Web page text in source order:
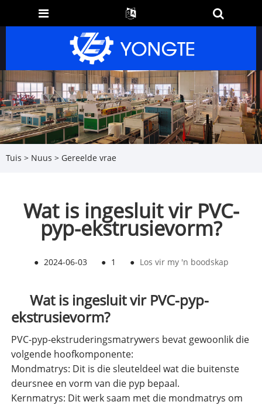
Tuis > Nuus > Gereelde vrae
Wat is ingesluit vir PVC-
pyp-ekstrusievorm?
● 2024-06-03 ● 1 ● Los vir my 'n boodskap
Wat is ingesluit vir PVC-pyp-
ekstrusievorm?
PVC-pyp-ekstruderingsmatrywers bevat gewoonlik die
volgende hoofkomponente:
Mondmatrys: Dit is die sleuteldeel wat die buitenste
deursnee en vorm van die pyp bepaal.
Kernmatrys: Dit werk saam met die mondmatrys om